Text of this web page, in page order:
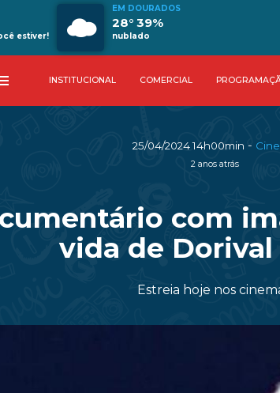
estiver!
EM DOURADOS
28° 39%
nublado
INSTITUCIONAL COMERCIAL
25/04/2024 14h00min -
2 anos atrás
com
vida de Dorival
Estreia hoje nos